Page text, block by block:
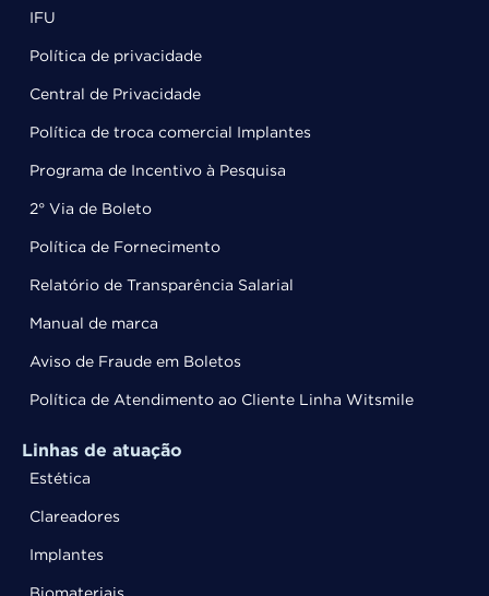
IFU
Política de privacidade
Central de Privacidade
Política de troca comercial Implantes
Programa de Incentivo à Pesquisa
2° Via de Boleto
Política de Fornecimento
Relatório de Transparência Salarial
Manual de marca
Aviso de Fraude em Boletos
Política de Atendimento ao Cliente Linha Witsmile
Linhas de atuação
Estética
Clareadores
Implantes
Biomateriais